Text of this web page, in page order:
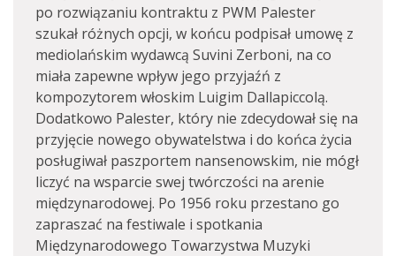
po rozwiązaniu kontraktu z PWM Palester
szukał różnych opcji, w końcu podpisał umowę z
mediolańskim wydawcą Suvini Zerboni, na co
miała zapewne wpływ jego przyjaźń z
kompozytorem włoskim Luigim Dallapiccolą.
Dodatkowo Palester, który nie zdecydował się na
przyjęcie nowego obywatelstwa i do końca życia
posługiwał paszportem nansenowskim, nie mógł
liczyć na wsparcie swej twórczości na arenie
międzynarodowej. Po 1956 roku przestano go
zapraszać na festiwale i spotkania
Międzynarodowego Towarzystwa Muzyki